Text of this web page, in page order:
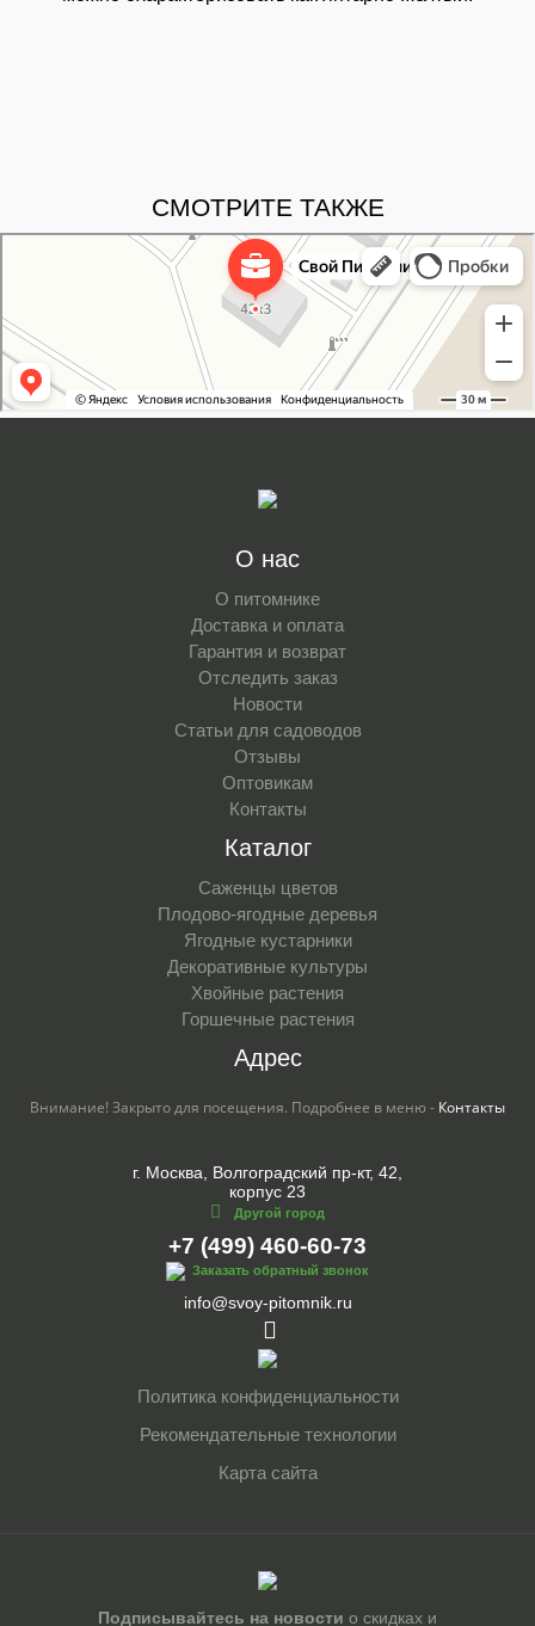
СМОТРИТЕ ТАКЖЕ
Питомник растений в Москве
О нас
О питомнике
Доставка и оплата
Гарантия и возврат
Отследить заказ
Новости
Статьи для садоводов
Отзывы
Оптовикам
Контакты
Каталог
Саженцы цветов
Плодово-ягодные деревья
Ягодные кустарники
Декоративные культуры
Хвойные растения
Горшечные растения
Адрес
Внимание! Закрыто для посещения. Подробнее в меню - Контакты
г. Москва, Волгоградский пр-кт, 42,
корпус 23
Другой город
+7 (499) 460-60-73
Заказать обратный звонок
info@svoy-pitomnik.ru
Политика конфиденциальности
Рекомендательные технологии
Карта сайта
Подписывайтесь на новости о скидках и